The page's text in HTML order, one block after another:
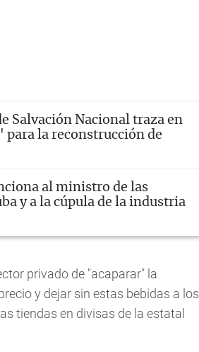
Salvación Nacional traza en
la reconstrucción de
al ministro de las
y a la cúpula de la industria
privado de "acaparar" la
y dejar sin estas bebidas a los
tiendas en divisas de la estatal